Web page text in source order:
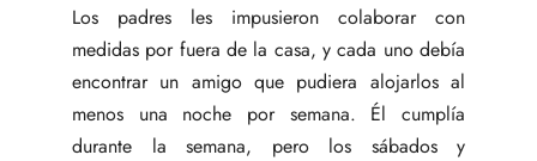
Los padres les impusieron colaborar con
medidas por fuera de la casa, y cada uno debía
encontrar un amigo que pudiera alojarlos al
menos una noche por semana. Él cumplía
durante la semana, pero los sábados y